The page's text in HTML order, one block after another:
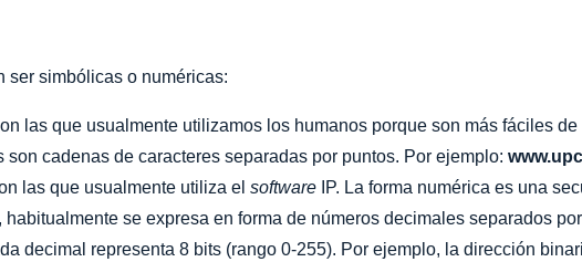
ser simbólicas o numéricas:
las que usualmente utilizamos los humanos porque son más fáciles
son cadenas de caracteres separadas por puntos. Por ejemplo:
las que usualmente utiliza el software IP. La forma numérica es una
se expresa en forma de números decimales separados
decimal representa 8 bits (rango 0-255). Por ejemplo, la dirección